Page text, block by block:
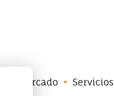
Mercado Servicios